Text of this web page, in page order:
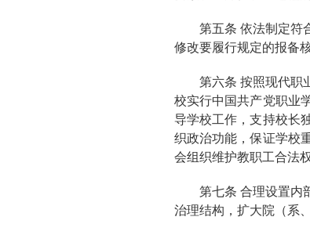
第五条 依法制定符
修改要履行规定的报备
第六条 按照现代职
校实行中国共产党职业
导学校工作，支持校长
织政治功能，保证学校
会组织维护教职工合法
第七条 合理设置内
治理结构，扩大院（系